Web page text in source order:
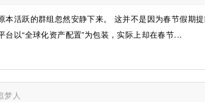
本活跃的群组忽然安静下来。 这并不是因为春节假期
台以“全球化资产配置”为包装，实际上却在春节...
梦人